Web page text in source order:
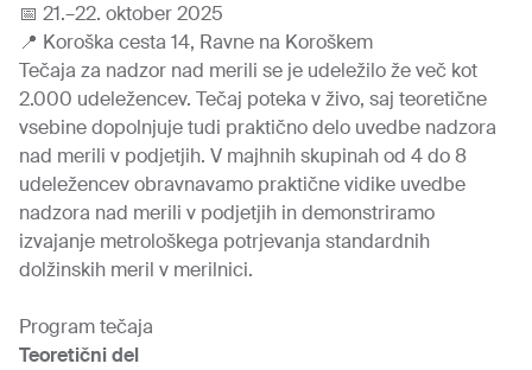
📅 21.–22. oktober 2025
📍 Koroška cesta 14, Ravne na Koroškem
Tečaja za nadzor nad merili se je udeležilo že več kot
2.000 udeležencev. Tečaj poteka v živo, saj teoretične
vsebine dopolnjuje tudi praktično delo uvedbe nadzora
nad merili v podjetjih. V majhnih skupinah od 4 do 8
udeležencev obravnavamo praktične vidike uvedbe
nadzora nad merili v podjetjih in demonstriramo
izvajanje metrološkega potrjevanja standardnih
dolžinskih meril v merilnici.
Program tečaja
Teoretični del